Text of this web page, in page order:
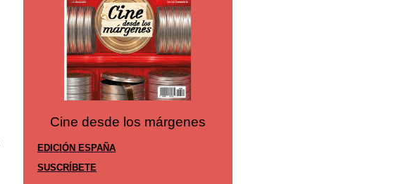
Cine desde los márgenes
EDICIÓN MÉXICO
SUSCRÍBETE